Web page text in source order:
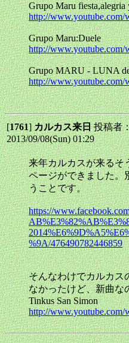
Grupo Maru fiesta,alegria
http://
Grupo Maru:Duele
http://
Grupo MARU - LUNA
http://
[1761]カルカス来日投稿者
2013/09/08(Sun) 01:29
来年カルカスが来るそ
ページができました。
うことです。
https://
%9A/476490782446859
そんなわけでカルカス
なかったけど、新曲な
Tinkus San Simon
http://